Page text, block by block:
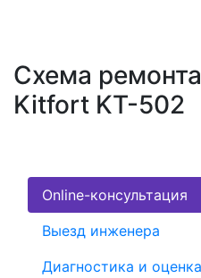
Схема
Kitfort KT-502
Online-консультация
Выезд инженера
Диагностика и оценка